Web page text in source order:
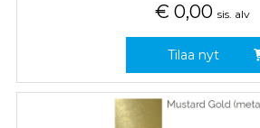
€ 0,00 sis. alv
Tilaa nyt